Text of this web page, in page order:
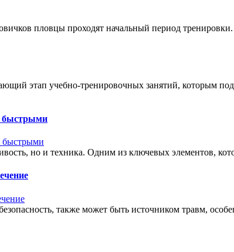
пловцы проходят начальный период
этап учебно-тренировочных занятий, которым
быстрыми
но и техника. Одним из ключевых элементов,
также может быть источником травм,